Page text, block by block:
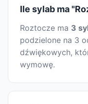
Ile sylab ma
Roztocze ma 3
podzielone na 3
dźwiękowych,
wymowę.